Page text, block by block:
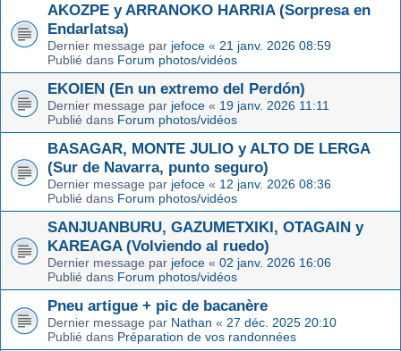
AKOZPE y ARRANOKO HARRIA (Sorpresa en
Endarlatsa)
Dernier message par jefoce « 21 janv. 2026 08:59
Publié dans Forum photos/vidéos
EKOIEN (En un extremo del Perdón)
Dernier message par jefoce « 19 janv. 2026 11:11
Publié dans Forum photos/vidéos
BASAGAR, MONTE JULIO y ALTO DE LERGA
(Sur de Navarra, punto seguro)
Dernier message par jefoce « 12 janv. 2026 08:36
Publié dans Forum photos/vidéos
SANJUANBURU, GAZUMETXIKI, OTAGAIN y
KAREAGA (Volviendo al ruedo)
Dernier message par jefoce « 02 janv. 2026 16:06
Publié dans Forum photos/vidéos
Pneu artigue + pic de bacanère
Dernier message par Nathan « 27 déc. 2025 20:10
Publié dans Préparation de vos randonnées